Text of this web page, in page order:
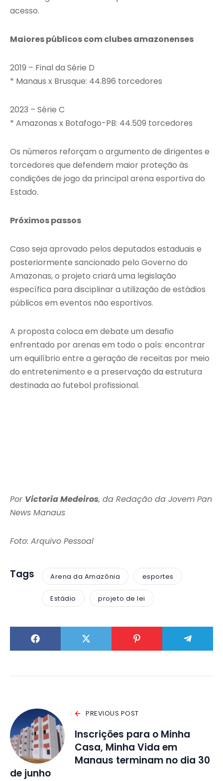
acesso.
Maiores públicos com clubes amazonenses
2019 – Final da Série D
* Manaus x Brusque: 44.896 torcedores
2023 – Série C
* Amazonas x Botafogo-PB: 44.509 torcedores
Os números reforçam o argumento de dirigentes e
torcedores que defendem maior proteção às
condições de jogo da principal arena esportiva do
Estado.
Próximos passos
Caso seja aprovado pelos deputados estaduais e
posteriormente sancionado pelo Governo do
Amazonas, o projeto criará uma legislação
específica para disciplinar a utilização de estádios
públicos em eventos não esportivos.
A proposta coloca em debate um desafio
enfrentado por arenas em todo o país: encontrar
um equilíbrio entre a geração de receitas por meio
do entretenimento e a preservação da estrutura
destinada ao futebol profissional.
Por Victoria Medeiros, da Redação da Jovem Pan
News Manaus
Foto: Arquivo Pessoal
Tags Arena da Amazônia esportes
Estádio projeto de lei
PREVIOUS POST
Inscrições para o Minha
Casa, Minha Vida em
Manaus terminam no dia 30
de junho